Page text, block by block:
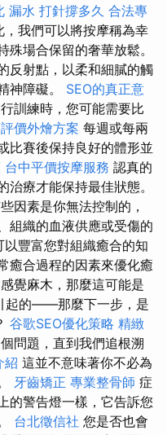
漏水 打針撐多久 合法專
，我們可以將按摩稱為幸
場合保留的奢華放鬆。
反射點，以柔和細膩的觸
神障礙。 SEO的真正意
訓練時，您可能需要比
價外燴方案 每週或每兩
比賽後保持良好的體形並
台中平價按摩服務 認真的
療才能保持最佳狀態。
因素是你無法控制的，
組織的血液供應或受傷的
以豐富您對組織癒合的知
癒合過程的因素來優化癒
覺麻木，那麼這可能是
起的——那麼下一步，是
谷歌SEO優化策略 精緻
問題，直到我們追根溯
紹 這並不意味著你不必為
牙齒矯正 專業整骨師 症
的警告燈一樣，它告訴您
台北徵信社 您是否也會